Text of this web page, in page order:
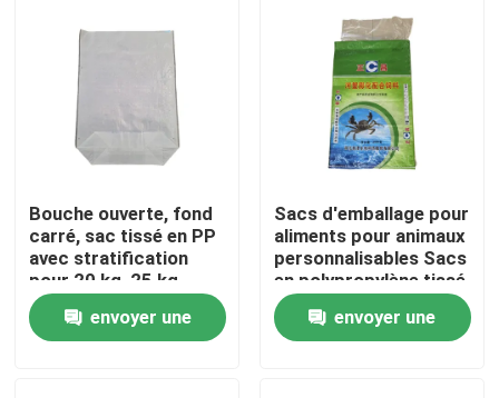
Produits
Au sujet de nous
Bouche ouverte, fond
carré, sac tissé en PP
avec stratification
pour 20 kg, 25 kg,
emballage d'aliments
pour animaux
envoyer une
Sacs d'emballage pour
aliments pour animaux
personnalisables Sacs
en polypropylène tissé
imprimé sur mesure à
vendre envoyer une